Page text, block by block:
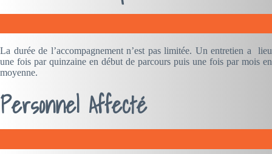
La durée de l’accompagnement n’est pas limitée. Un entretien a lieu
une fois par quinzaine en début de parcours puis une fois par mois en
moyenne.
Personnel Affecté